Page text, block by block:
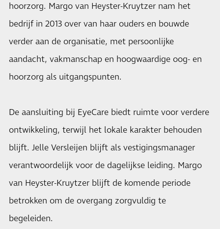
hoorzorg. Margo van Heyster-Kruytzer nam het
bedrijf in 2013 over van haar ouders en bouwde
verder aan de organisatie, met persoonlijke
aandacht, vakmanschap en hoogwaardige oog- en
hoorzorg als uitgangspunten.
De aansluiting bij EyeCare biedt ruimte voor verdere
ontwikkeling, terwijl het lokale karakter behouden
blijft. Jelle Versleijen blijft als vestigingsmanager
verantwoordelijk voor de dagelijkse leiding. Margo
van Heyster-Kruytzer blijft de komende periode
betrokken om de overgang zorgvuldig te
begeleiden.